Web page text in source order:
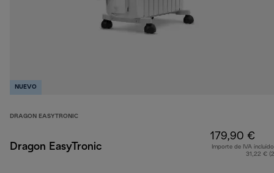
NUEVO
DRAGON EASYTRONIC
Dragon EasyTronic
179,90 €
Importe de IVA
31,22 €